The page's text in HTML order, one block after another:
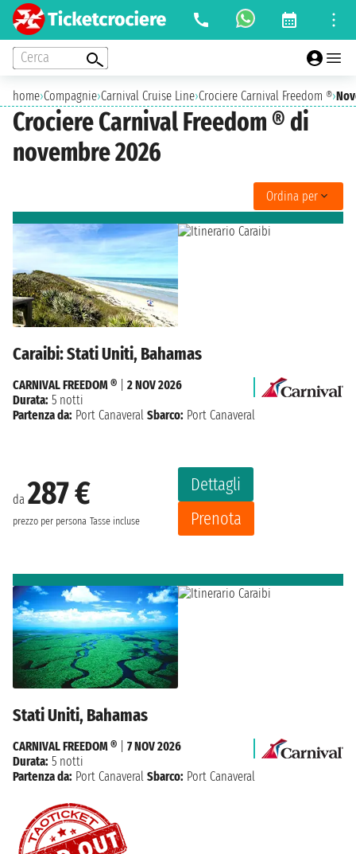
Cerca
home›Compagnie›Carnival Cruise Line›Crociere Carnival Freedom ®›
Crociere Carnival Freedom ® di
novembre 2026
Ordina per
Caraibi: Stati Uniti, Bahamas
da 287 €
prezzo per persona Tasse incluse
Dettagli
Prenota
CARNIVAL FREEDOM ®
2 NOV 2026
Durata: 5 notti
Partenza da: Port Canaveral Sbarco: Port Canaveral
Stati Uniti, Bahamas
CARNIVAL FREEDOM ®
7 NOV 2026
Durata: 5 notti
Partenza da: Port Canaveral Sbarco: Port Canaveral